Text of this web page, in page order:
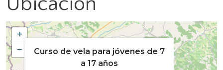
+
−
Curso de vela para jóvenes de 7
a 17 años